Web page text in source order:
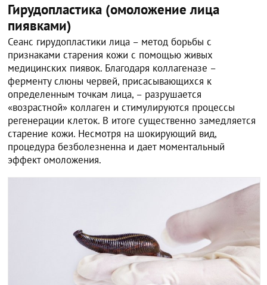
Гирудопластика (омоложение лица
пиявками)
Сеанс гирудопластики лица – метод борьбы с
признаками старения кожи с помощью живых
медицинских пиявок. Благодаря коллагеназе –
ферменту слюны червей, присасывающихся к
определенным точкам лица, – разрушается
«возрастной» коллаген и стимулируются процессы
регенерации клеток. В итоге существенно замедляется
старение кожи. Несмотря на шокирующий вид,
процедура безболезненна и дает моментальный
эффект омоложения.